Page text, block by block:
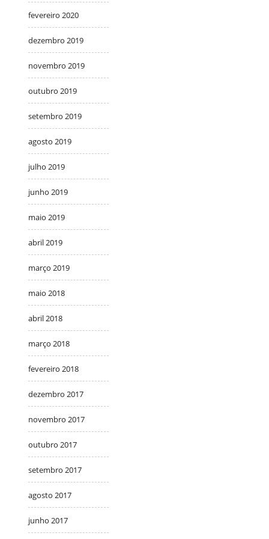
fevereiro 2020
dezembro 2019
novembro 2019
outubro 2019
setembro 2019
agosto 2019
julho 2019
junho 2019
maio 2019
abril 2019
março 2019
maio 2018
abril 2018
março 2018
fevereiro 2018
dezembro 2017
novembro 2017
outubro 2017
setembro 2017
agosto 2017
junho 2017